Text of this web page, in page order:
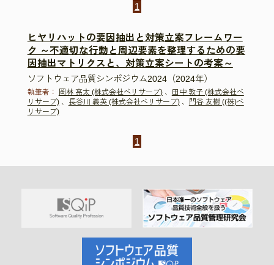
1
ヒヤリハットの要因抽出と対策立案フレームワー
ク ～不適切な行動と周辺要素を整理するための要
因抽出マトリクスと、対策立案シートの考案～
ソフトウェア品質シンポジウム2024（2024年）
執筆者： 岡林 亮太 (株式会社ベリサーブ)、 田中 敦子 (株式会社ベ
リサーブ)、 長谷川 義英 (株式会社ベリサーブ)、
門谷 友樹 ((株)ベ
リサーブ)
1